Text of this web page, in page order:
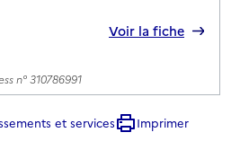
Voir la fiche
n° 310786991
et services
Imprimer